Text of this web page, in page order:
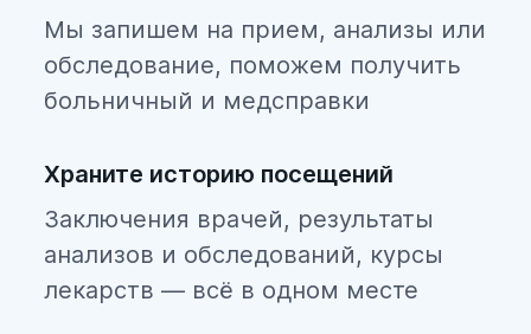
Мы запишем на прием, анализы или
обследование, поможем получить
больничный и медсправки
Храните историю посещений
Заключения врачей, результаты
анализов и обследований, курсы
лекарств — всё в одном месте